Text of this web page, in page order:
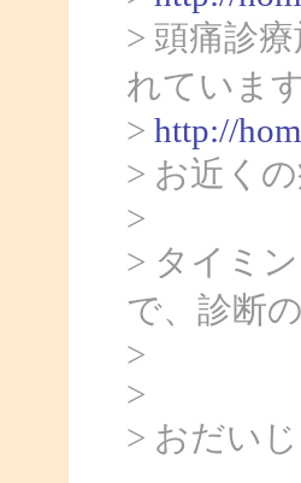
> 頭痛診
れています
> http://
> お近く
>
> タイミ
で、診断
>
>
> おだいじ